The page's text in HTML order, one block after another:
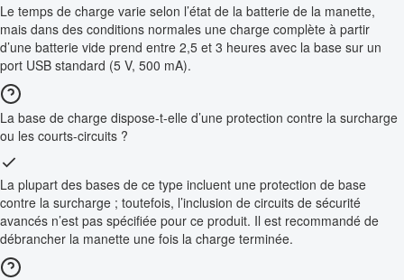
Le temps de charge varie selon l’état de la batterie de la manette,
mais dans des conditions normales une charge complète à partir
d’une batterie vide prend entre 2,5 et 3 heures avec la base sur un
port USB standard (5 V, 500 mA).
La base de charge dispose-t-elle d’une protection contre la surcharge
ou les courts-circuits ?
La plupart des bases de ce type incluent une protection de base
contre la surcharge ; toutefois, l’inclusion de circuits de sécurité
avancés n’est pas spécifiée pour ce produit. Il est recommandé de
débrancher la manette une fois la charge terminée.